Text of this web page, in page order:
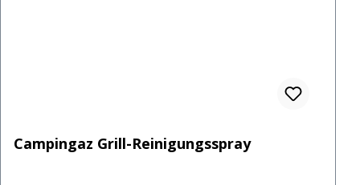
Campingaz Grill-Reinigungsspray